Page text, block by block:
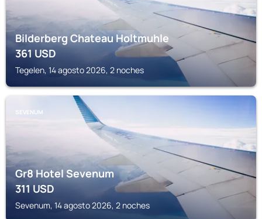
Bilderberg Chateau Holtmuhle
361USD
Tegelen, 14 agosto 2026, 2 noches
SEVENUM
Gr8 Hotel Sevenum
311USD
Sevenum, 14 agosto 2026, 2 noches